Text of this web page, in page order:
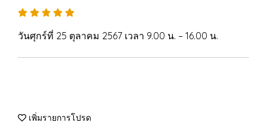
วันศุกร์ที่ 25 ตุลาคม 2567 เวลา 9.00 น. – 16.00 น.
เพิ่มรายการโปรด